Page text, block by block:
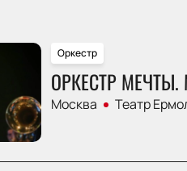
Оркестр
ОРКЕСТР
Москва Театр